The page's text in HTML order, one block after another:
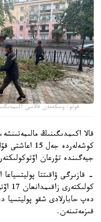
فوتو: وسكەمەن قالاسى
قالا اكىمدىگىنىڭ
كوشەلەردە
جيەگىندە تۇرعان
- قازىرگى ۋاقىتتا
دەپ حابارلادى شقو پوليتسيا
قىزمەتىنەن.